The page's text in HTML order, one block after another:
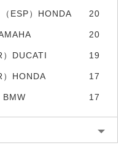
ESP）HONDA 20
20
）DUCATI 19
）HONDA 17
BMW 17